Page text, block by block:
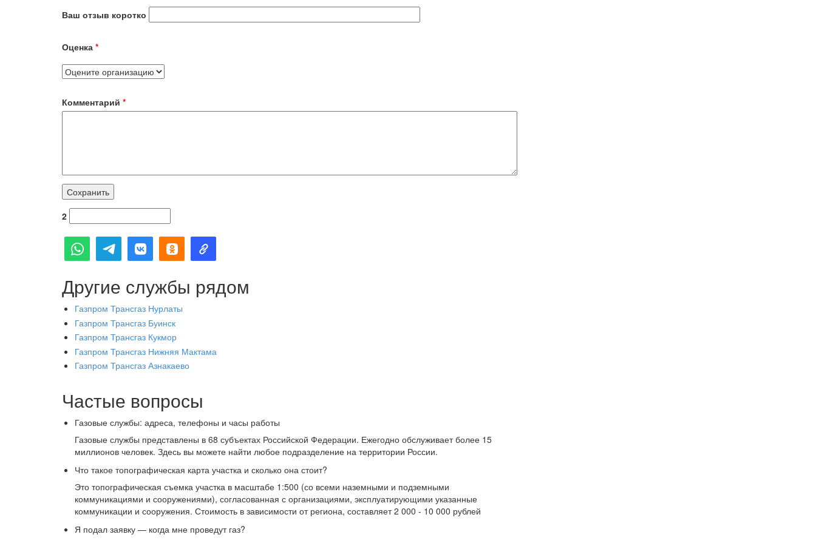
Ваш отзыв коротко
Оценка *
Комментарий *
2
Другие службы рядом
Газпром Трансгаз Нурлаты
Газпром Трансгаз Буинск
Газпром Трансгаз Кукмор
Газпром Трансгаз Нижняя Мактама
Газпром Трансгаз Азнакаево
Частые вопросы
Газовые службы: адреса, телефоны и часы работы
Газовые службы представлены в 68 субъектах Российской Федерации. Ежегодно обслуживает более 15
миллионов человек. Здесь вы можете найти любое подразделение на территории России.
Что такое топографическая карта участка и сколько она стоит?
Это топографическая съемка участка в масштабе 1:500 (со всеми наземными и подземными
коммуникациями и сооружениями), согласованная с организациями, эксплуатирующими указанные
коммуникации и сооружения. Стоимость в зависимости от региона, составляет 2 000 - 10 000 рублей
Я подал заявку — когда мне проведут газ?